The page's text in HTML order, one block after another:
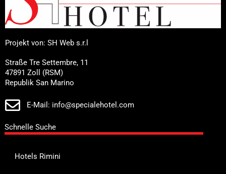
Projekt von: SH Web s.r.l
Straße Tre Settembre, 11
47891 Zoll (RSM)
Republik San Marino
E-Mail: info@specialehotel.com
Schnelle Suche
Hotels Rimini